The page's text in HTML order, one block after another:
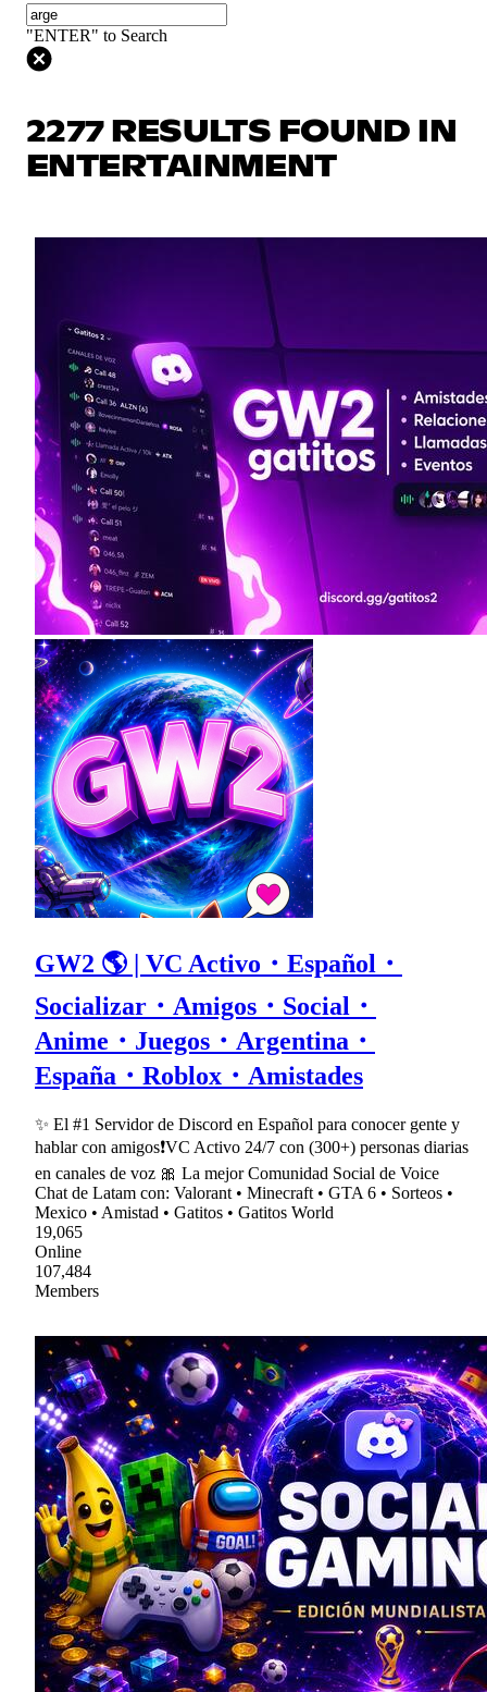
"ENTER" to Search
2277 RESULTS FOUND IN
ENTERTAINMENT
GW2 🌎 | VC Activo・Español・
Socializar・Amigos・Social・
Anime・Juegos・Argentina・
España・Roblox・Amistades
✨ El #1 Servidor de Discord en Español para conocer gente y
hablar con amigos❗VC Activo 24/7 con (300+) personas diarias
en canales de voz 🎀 La mejor Comunidad Social de Voice
Chat de Latam con: Valorant • Minecraft • GTA 6 • Sorteos •
Mexico • Amistad • Gatitos • Gatitos World
19,065
Online
107,484
Members